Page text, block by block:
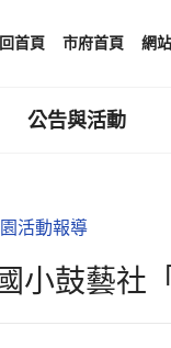
回首頁 市府首頁 網
公告與活動
活動報導
小鼓藝社